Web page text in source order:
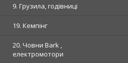
9. Грузила, годівниці
19. Кемпінг
20. Човни Bark ,
електромотори